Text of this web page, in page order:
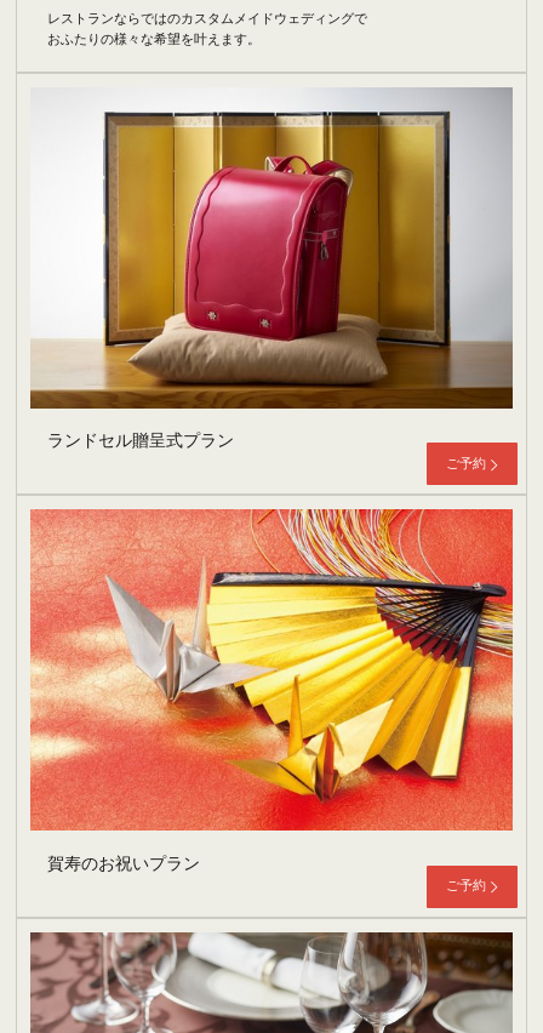
レストランならではのカスタムメイドウェディングで
おふたりの様々な希望を叶えます。
ランドセル贈呈式プラン
ご予約
賀寿のお祝いプラン
ご予約